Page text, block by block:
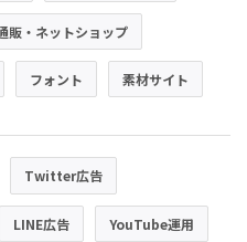
販・ネットショップ
フォント 素材サイト
Twitter広告
LINE広告 YouTube運用